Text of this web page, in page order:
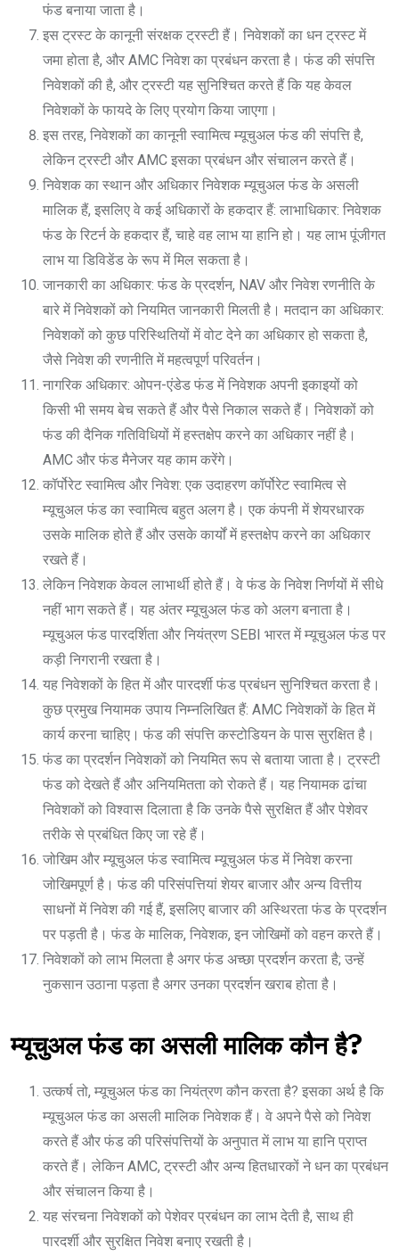
फंड बनाया जाता है।
इस ट्रस्ट के कानूनी संरक्षक ट्रस्टी हैं। निवेशकों का धन ट्रस्ट में
जमा होता है, और AMC निवेश का प्रबंधन करता है। फंड की संपत्ति
निवेशकों की है, और ट्रस्टी यह सुनिश्चित करते हैं कि यह केवल
निवेशकों के फायदे के लिए प्रयोग किया जाएगा।
इस तरह, निवेशकों का कानूनी स्वामित्व म्यूचुअल फंड की संपत्ति है,
लेकिन ट्रस्टी और AMC इसका प्रबंधन और संचालन करते हैं।
निवेशक का स्थान और अधिकार निवेशक म्यूचुअल फंड के असली
मालिक हैं, इसलिए वे कई अधिकारों के हकदार हैं: लाभाधिकार: निवेशक
फंड के रिटर्न के हकदार हैं, चाहे वह लाभ या हानि हो। यह लाभ पूंजीगत
लाभ या डिविडेंड के रूप में मिल सकता है।
जानकारी का अधिकार: फंड के प्रदर्शन, NAV और निवेश रणनीति के
बारे में निवेशकों को नियमित जानकारी मिलती है। मतदान का अधिकार:
निवेशकों को कुछ परिस्थितियों में वोट देने का अधिकार हो सकता है,
जैसे निवेश की रणनीति में महत्वपूर्ण परिवर्तन।
नागरिक अधिकार: ओपन-एंडेड फंड में निवेशक अपनी इकाइयों को
किसी भी समय बेच सकते हैं और पैसे निकाल सकते हैं। निवेशकों को
फंड की दैनिक गतिविधियों में हस्तक्षेप करने का अधिकार नहीं है।
AMC और फंड मैनेजर यह काम करेंगे।
कॉर्पोरेट स्वामित्व और निवेश: एक उदाहरण कॉर्पोरेट स्वामित्व से
म्यूचुअल फंड का स्वामित्व बहुत अलग है। एक कंपनी में शेयरधारक
उसके मालिक होते हैं और उसके कार्यों में हस्तक्षेप करने का अधिकार
रखते हैं।
लेकिन निवेशक केवल लाभार्थी होते हैं। वे फंड के निवेश निर्णयों में सीधे
नहीं भाग सकते हैं। यह अंतर म्यूचुअल फंड को अलग बनाता है।
म्यूचुअल फंड पारदर्शिता और नियंत्रण SEBI भारत में म्यूचुअल फंड पर
कड़ी निगरानी रखता है।
यह निवेशकों के हित में और पारदर्शी फंड प्रबंधन सुनिश्चित करता है।
कुछ प्रमुख नियामक उपाय निम्नलिखित हैं: AMC निवेशकों के हित में
कार्य करना चाहिए। फंड की संपत्ति कस्टोडियन के पास सुरक्षित है।
फंड का प्रदर्शन निवेशकों को नियमित रूप से बताया जाता है। ट्रस्टी
फंड को देखते हैं और अनियमितता को रोकते हैं। यह नियामक ढांचा
निवेशकों को विश्वास दिलाता है कि उनके पैसे सुरक्षित हैं और पेशेवर
तरीके से प्रबंधित किए जा रहे हैं।
जोखिम और म्यूचुअल फंड स्वामित्व म्यूचुअल फंड में निवेश करना
जोखिमपूर्ण है। फंड की परिसंपत्तियां शेयर बाजार और अन्य वित्तीय
साधनों में निवेश की गई हैं, इसलिए बाजार की अस्थिरता फंड के प्रदर्शन
पर पड़ती है। फंड के मालिक, निवेशक, इन जोखिमों को वहन करते हैं।
निवेशकों को लाभ मिलता है अगर फंड अच्छा प्रदर्शन करता है; उन्हें
नुकसान उठाना पड़ता है अगर उनका प्रदर्शन खराब होता है।
म्यूचुअल फंड का असली मालिक कौन है?
उत्कर्ष तो, म्यूचुअल फंड का नियंत्रण कौन करता है? इसका अर्थ है कि
म्यूचुअल फंड का असली मालिक निवेशक हैं। वे अपने पैसे को निवेश
करते हैं और फंड की परिसंपत्तियों के अनुपात में लाभ या हानि प्राप्त
करते हैं। लेकिन AMC, ट्रस्टी और अन्य हितधारकों ने धन का प्रबंधन
और संचालन किया है।
यह संरचना निवेशकों को पेशेवर प्रबंधन का लाभ देती है, साथ ही
पारदर्शी और सुरक्षित निवेश बनाए रखती है।